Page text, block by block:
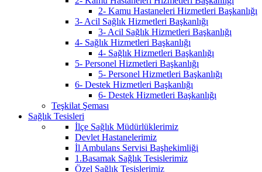
2- Kamu Hastaneleri Hizmetleri Başkanlığı
3- Acil Sağlık Hizmetleri Başkanlığı
3- Acil Sağlık Hizmetleri Başkanlığı
4- Sağlık Hizmetleri Başkanlığı
4- Sağlık Hizmetleri Başkanlığı
5- Personel Hizmetleri Başkanlığı
5- Personel Hizmetleri Başkanlığı
6- Destek Hizmetleri Başkanlığı
6- Destek Hizmetleri Başkanlığı
Teşkilat Şeması
Sağlık Tesisleri
İlçe Sağlık Müdürlüklerimiz
Devlet Hastanelerimiz
İl Ambulans Servisi Başhekimliği
1.Basamak Sağlık Tesislerimiz
Özel Sağlık Tesislerimiz